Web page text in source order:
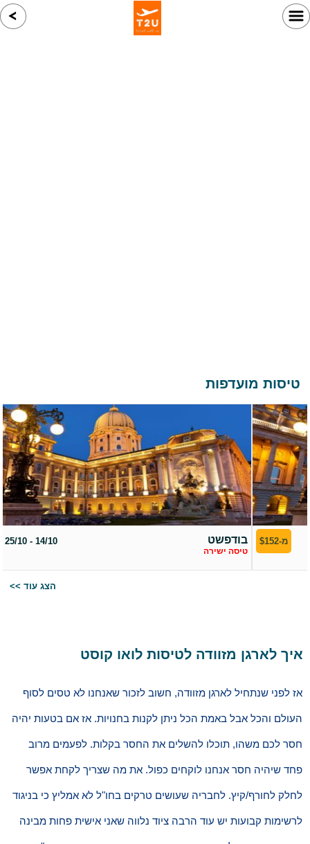
טיסות מועדפות
22/02 - 28/02
<< הצג עוד
איך לארגן מזוודה לטיסות לואו קוסט
אז לפני שנתחיל לארגן מזוודה, חשוב לזכור שאנחנו לא טסים לסוף
העולם והכל אבל באמת הכל ניתן לקנות בחנויות. אז אם בטעות יהיה
חסר לכם משהו, תוכלו להשלים את החסר בקלות. לפעמים מרוב
פחד שיהיה חסר אנחנו לוקחים כפול. את מה שצריך לקחת אפשר
לחלק לחורף/קיץ. לחבריה שעושים טרקים בחו"ל לא אמליץ כי בניגוד
לרשימות קבועות יש עוד הרבה ציוד נלווה שאני אישית פחות מבינה